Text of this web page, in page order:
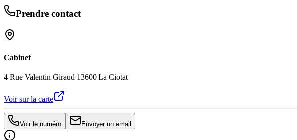
Prendre contact
Cabinet
4 Rue Valentin Giraud 13600 La Ciotat
Voir sur la carte
Voir le numéro Envoyer un email